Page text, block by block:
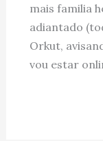
mais familia
adiantado
Orkut,
vou estar